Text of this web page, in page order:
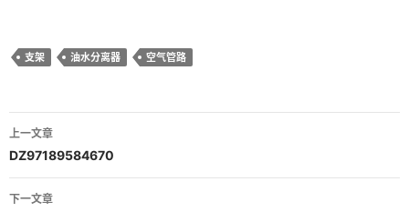
支架 油水分离器 空气管路
文
章
导
上一文章
DZ97189584670
下一文章